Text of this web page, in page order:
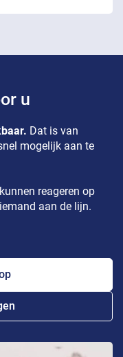
u
Dat is van
mogelijk aan te
reageren op
aan de lijn.